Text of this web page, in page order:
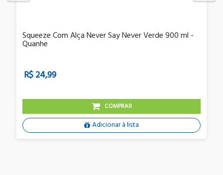
Squeeze Com Alça Never Say Never Verde 900 ml -
Quanhe
R$ 24,99
COMPRAR
Adicionar à lista